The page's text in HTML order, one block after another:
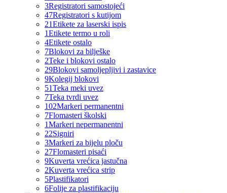
3Registratori samostojeći
47Registratori s kutijom
21Etikete za laserski ispis
1Etikete termo u roli
4Etikete ostalo
7Blokovi za bilješke
2Teke i blokovi ostalo
29Blokovi samoljepljivi i zastavice
9Kolegij blokovi
51Teka meki uvez
7Teka tvrdi uvez
102Markeri permanentni
7Flomasteri školski
1Markeri nepermanentni
22Signiri
3Markeri za bijelu ploču
27Flomasteri pisaći
9Kuverta vrećica jastučna
2Kuverta vrećica strip
5Plastifikatori
6Folije za plastifikaciju